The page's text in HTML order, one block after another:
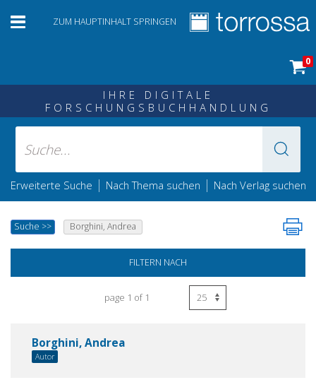
ZUM HAUPTINHALT SPRINGEN
0
IHRE DIGITALE
FORSCHUNGSBUCHHANDLUNG
Erweiterte Suche | Nach Thema suchen | Nach Verlag suchen
Suche >> Borghini, Andrea
FILTERN NACH
page 1 of 1
Borghini, Andrea
Autor